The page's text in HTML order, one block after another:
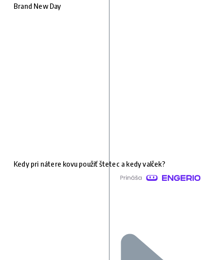
Brand New Day
Kedy pri nátere kovu použiť štetec a kedy valček?